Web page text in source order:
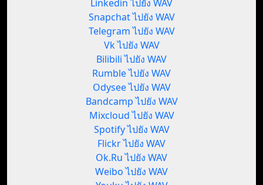
Linkedin ไปยัง WAV
Snapchat ไปยัง WAV
Telegram ไปยัง WAV
Vk ไปยัง WAV
Bilibili ไปยัง WAV
Rumble ไปยัง WAV
Odysee ไปยัง WAV
Bandcamp ไปยัง WAV
Mixcloud ไปยัง WAV
Spotify ไปยัง WAV
Flickr ไปยัง WAV
Ok.Ru ไปยัง WAV
Weibo ไปยัง WAV